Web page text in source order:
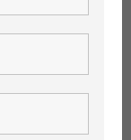
et de chirurgie
la technique
du
la mise en
de levage de
tables
accéléré les